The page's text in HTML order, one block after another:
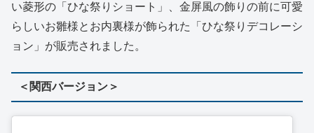
い菱形の「ひな祭りショート」、金屏風の飾りの前に可愛
らしいお雛様とお内裏様が飾られた「ひな祭りデコレーシ
ョン」が販売されました。
＜関西バージョン＞